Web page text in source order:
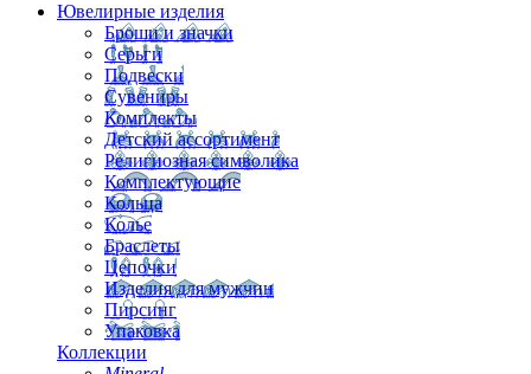
Ювелирные изделия
Броши и значки
Серьги
Подвески
Сувениры
Комплекты
Детский ассортимент
Религиозная символика
Комплектующие
Кольца
Колье
Браслеты
Цепочки
Изделия для мужчин
Пирсинг
Упаковка
Коллекции